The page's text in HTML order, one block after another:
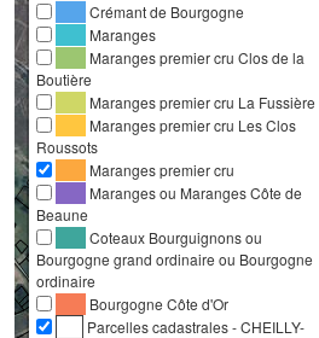
Crémant de Bourgogne
Maranges
Maranges premier cru Clos de la
Boutière
Maranges premier cru La Fussière
Maranges premier cru Les Clos
Roussots
Maranges premier cru
Maranges ou Maranges Côte de
Beaune
Coteaux Bourguignons ou
Bourgogne grand ordinaire ou Bourgogne
ordinaire
Bourgogne Côte d'Or
Parcelles cadastrales - CHEILLY-